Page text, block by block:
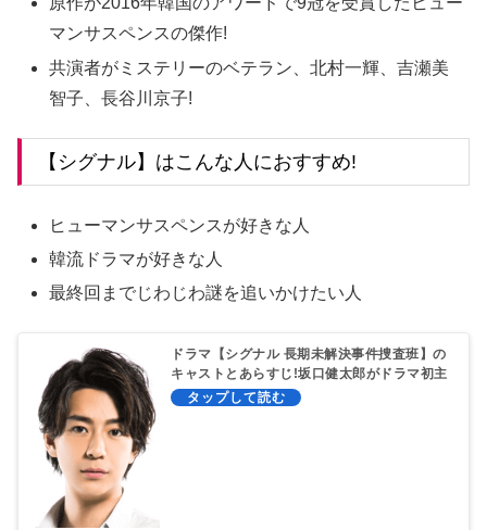
マンサスペンスの傑作!
共演者がミステリーのベテラン、北村一輝、吉瀬美
智子、長谷川京子!
【シグナル】はこんな人におすすめ!
ヒューマンサスペンスが好きな人
韓流ドラマが好きな人
最終回までじわじわ謎を追いかけたい人
ドラマ【シグナル 長期未解決事件捜査班】の
キャストとあらすじ!坂口健太郎がドラマ初主
演！